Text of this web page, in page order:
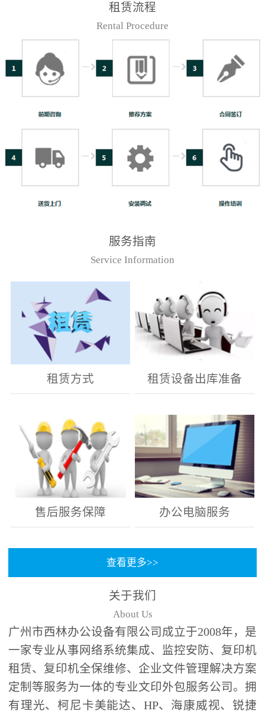
租赁流程
Rental Procedure
服务指南
Service Information
租赁方式 租赁设备出库准备
售后服务保障 办公电脑服务
查看更多>>
关于我们
About Us
广州市西林办公设备有限公司成立于2008年，是
一家专业从事网络系统集成、监控安防、复印机
租赁、复印机全保维修、企业文件管理解决方案
定制等服务为一体的专业文印外包服务公司。拥
有理光、柯尼卡美能达、HP、海康威视、锐捷